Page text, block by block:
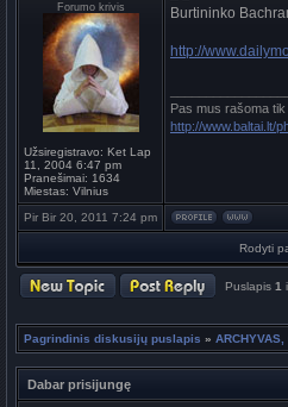
Forumo krivis
Užsiregistravo: Ket Lap
11, 2004 6:47 pm
Pranešimai: 1634
Miestas: Vilnius
Burtininko
http://
Pas mus rašoma
http://www.baltai.lt/
Pir Bir 20, 2011 7:24 pm
Rodyti
Puslapis 1
Pagrindinis diskusijų puslapis » ARCHYVAS,
Dabar prisijungę